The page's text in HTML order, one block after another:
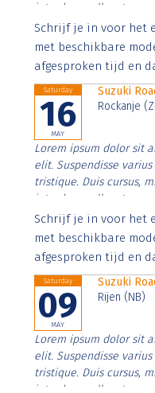
interdum nulla, ut
Aenean faucibus nibh
imperdiet. Nunc ut
Schrijf je in voor het
met beschikbare
afgesproken tijd en
Saturday
16
MAY
Suzuki
Rockanje
Lorem ipsum dolor sit
elit. Suspendisse
tristique. Duis cursus,
interdum nulla, ut
Aenean faucibus nibh
imperdiet. Nunc ut
Schrijf je in voor het
met beschikbare
afgesproken tijd en
Saturday
09
MAY
Suzuki
Rijen (NB)
Lorem ipsum dolor sit
elit. Suspendisse
tristique. Duis cursus,
interdum nulla, ut